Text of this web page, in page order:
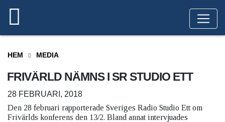
HEM MEDIA
FRIVÄRLD NÄMNS I SR STUDIO ETT
28 FEBRUARI, 2018
Den 28 februari rapporterade Sveriges Radio Studio Ett om
Frivärlds konferens den 13/2. Bland annat intervjuades